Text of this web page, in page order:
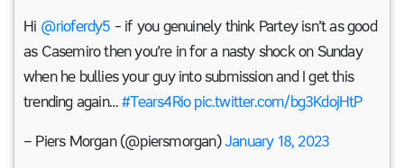
Hi @rioferdy5 – if you genuinely think Partey isn’t as good
as Casemiro then you’re in for a nasty shock on Sunday
when he bullies your guy into submission and I get this
trending again…#Tears4Riopic.twitter.com/bg3KdojHtP
— Piers Morgan (@piersmorgan)January 18, 2023